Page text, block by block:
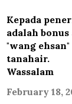
Kepada
adalah
"wang
tanahair.
Wassalam
February 18,